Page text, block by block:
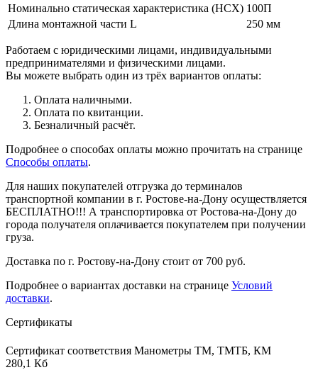
Номинально статическая характеристика (НСХ) 100П
Длина монтажной части L
250 мм
Работаем с юридическими лицами, индивидуальными
предпринимателями и физическими лицами.
Вы можете выбрать один из трёх вариантов оплаты:
Оплата наличными.
Оплата по квитанции.
Безналичный расчёт.
Подробнее о способах оплаты можно прочитать на странице
Способы оплаты.
Для наших покупателей отгрузка до терминалов
транспортной компании в г. Ростове-на-Дону осуществляется
БЕСПЛАТНО!!! А транспортировка от Ростова-на-Дону до
города получателя оплачивается покупателем при получении
груза.
Доставка по г. Ростову-на-Дону стоит от 700 руб.
Подробнее о вариантах доставки на странице Условий
доставки.
Сертификаты
Сертификат соответствия Манометры ТМ, ТМТБ, КМ
280,1 Кб